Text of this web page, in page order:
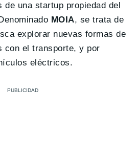
de una startup propiedad del
MOIA, se trata de
explorar nuevas formas de
con el transporte, y por
eléctricos.